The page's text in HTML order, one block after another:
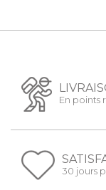
En points
30 jours